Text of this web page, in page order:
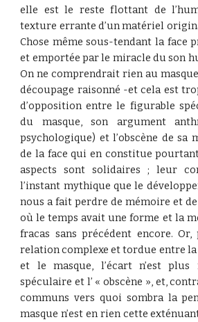
elle est le reste flottant de
texture errante d’un matériel
Chose même sous-tendant la face
et emportée par le miracle du son
On ne comprendrait rien au
découpage raisonné -et cela est
d’opposition entre le figurable
du masque, son argument
psychologique) et l’obscène de sa
de la face qui en constitue
aspects sont solidaires ; leur
l’instant mythique que le
nous a fait perdre de mémoire et
où le temps avait une forme et la
fracas sans précédent encore.
relation complexe et tordue entre
et le masque, l’écart n’est
spéculaire et l’ « obscène », et,
communs vers quoi sombra la
masque n’est en rien cette